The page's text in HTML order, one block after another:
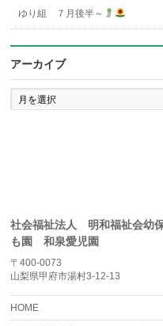
ゆり組 ７月後半～
アーカイブ
ア
ー
社会福祉法人 明和福祉会幼
も園 和泉愛児園
〒400-0073
山梨県甲府市湯村3-12-13
HOME